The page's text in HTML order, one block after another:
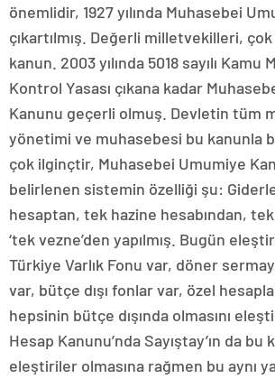
önemlidir, 1927 yılında Muhasebei
çıkartılmış. Değerli milletvekilleri,
kanun. 2003 yılında 5018 sayılı Kamu
Kontrol Yasası çıkana kadar
Kanunu geçerli olmuş. Devletin tüm
yönetimi ve muhasebesi bu kanunla
çok ilginçtir, Muhasebei Umumiye
belirlenen sistemin özelliği şu:
hesaptan, tek hazine hesabından,
‘tek vezne’den yapılmış. Bugün
Türkiye Varlık Fonu var, döner
var, bütçe dışı fonlar var, özel
hepsinin bütçe dışında olmasını
Hesap Kanunu’nda Sayıştay’ın da
eleştiriler olmasına rağmen bu aynı